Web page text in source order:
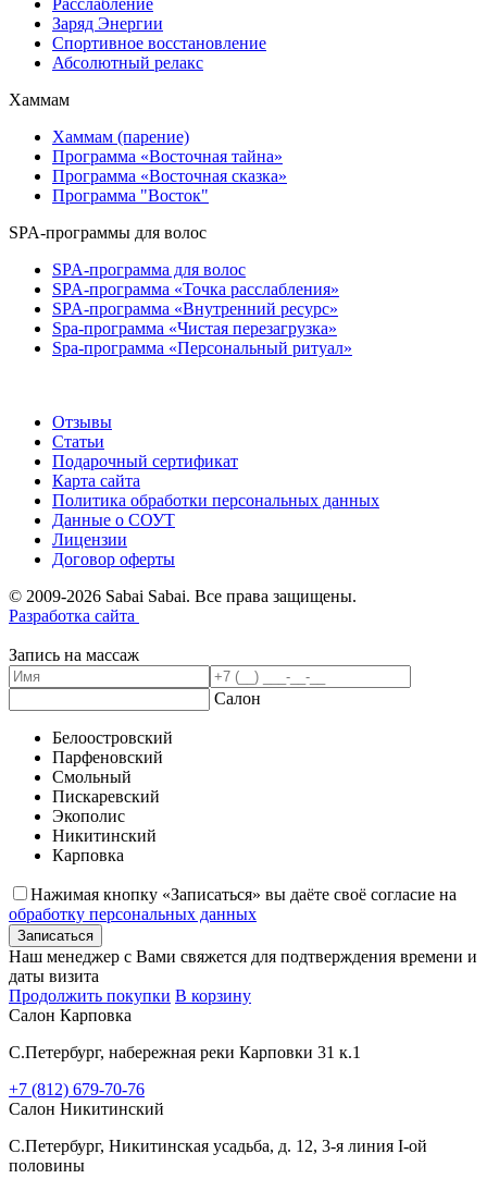
Заряд Энергии
Спортивное восстановление
Абсолютный релакс
Хаммам
Хаммам (парение)
Программа «Восточная тайна»
Программа «Восточная сказка»
Программа "Восток"
SPA-программы для волос
SPA-программа для волос
SPA-программа «Точка расслабления»
SPA-программа «Внутренний ресурс»
Spa-программа «Чистая перезагрузка»
Spa-программа «Персональный ритуал»
Отзывы
Статьи
Подарочный сертификат
Карта сайта
Политика обработки персональных данных
Данные о СОУТ
Лицензии
Договор оферты
© 2009-2026 Sabai Sabai. Все права защищены.
Разработка сайта
Запись на массаж
Салон
Белоостровский
Парфеновский
Смольный
Пискаревский
Экополис
Никитинский
Карповка
Нажимая кнопку «Записаться» вы даёте своё согласие на
обработку персональных данных
Записаться
Наш менеджер с Вами свяжется для подтверждения времени и
даты визита
Продолжить покупки В корзину
Салон Карповка
C.Петербург, набережная реки Карповки 31 к.1
+7 (812) 679-70-76
Салон Никитинский
C.Петербург, Никитинская усадьба, д. 12, 3-я линия I-ой
половины